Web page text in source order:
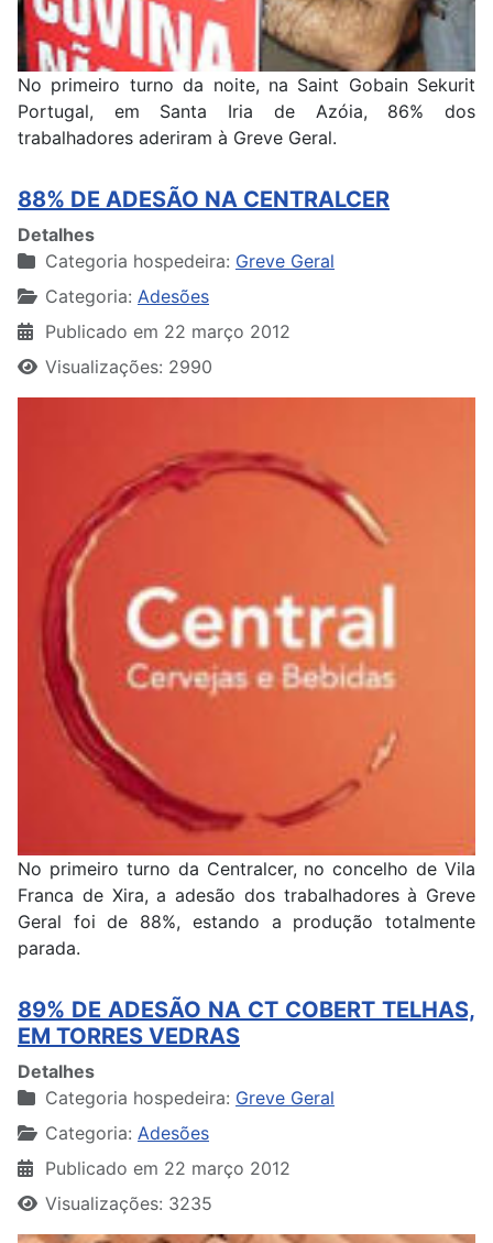
No primeiro turno da noite, na Saint Gobain Sekurit
Portugal, em Santa Iria de Azóia, 86% dos
trabalhadores aderiram à Greve Geral.
88% DE ADESÃO NA CENTRALCER
Detalhes
Categoria hospedeira: Greve Geral
Categoria: Adesões
Publicado em 22 março 2012
Visualizações: 2990
No primeiro turno da Centralcer, no concelho de Vila
Franca de Xira, a adesão dos trabalhadores à Greve
Geral foi de 88%, estando a produção totalmente
parada.
89% DE ADESÃO NA CT COBERT TELHAS,
EM TORRES VEDRAS
Detalhes
Categoria hospedeira: Greve Geral
Categoria: Adesões
Publicado em 22 março 2012
Visualizações: 3235